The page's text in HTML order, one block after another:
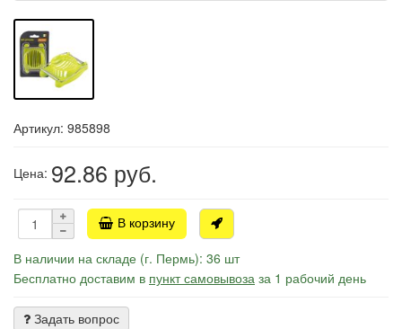
Артикул: 985898
Цена: 92.86 руб.
В корзину
В наличии на складе (г. Пермь): 36 шт
Бесплатно доставим в пункт самовывоза за 1 рабочий день
Задать вопрос